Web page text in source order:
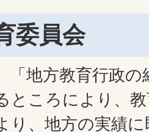
委員会
「地方教育行政
ところにより、
り、地方の実績